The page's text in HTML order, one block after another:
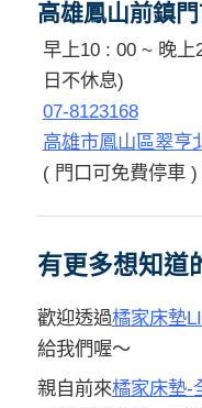
高雄鳳山前鎮
早上10 : 00 ~ 晚上
日不休息)
07-8123168
高雄市鳳山區翠亨
( 門口可免費停車 )
有更多想知道
歡迎透過橘家床墊
給我們喔～
親自前來橘家床墊-